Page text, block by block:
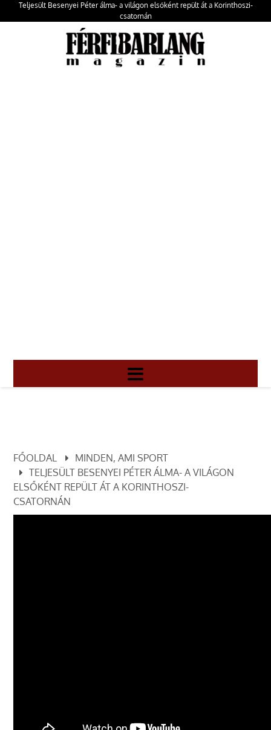
Teljesült Besenyei Péter álma- a világon elsőként repült át a Korinthoszi-
csatornán
FŐOLDAL
MINDEN, AMI SPORT
TELJESÜLT BESENYEI PÉTER ÁLMA- A VILÁGON
ELSŐKÉNT REPÜLT ÁT A KORINTHOSZI-
CSATORNÁN